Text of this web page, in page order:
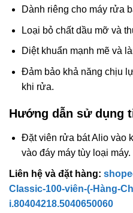
Dành riêng cho máy rửa
Loại bỏ chất dầu mỡ và
Diệt khuẩn mạnh mẽ và
Đảm bảo khả năng chịu
khi rửa.
Hướng dẫn sử dụng
Đặt viên rửa bát Alio vào
vào đáy máy tùy loại máy.
Liên hệ và đặt hàng:
Classic-100-viên-(-Hàng-
i.80404218.5040650060